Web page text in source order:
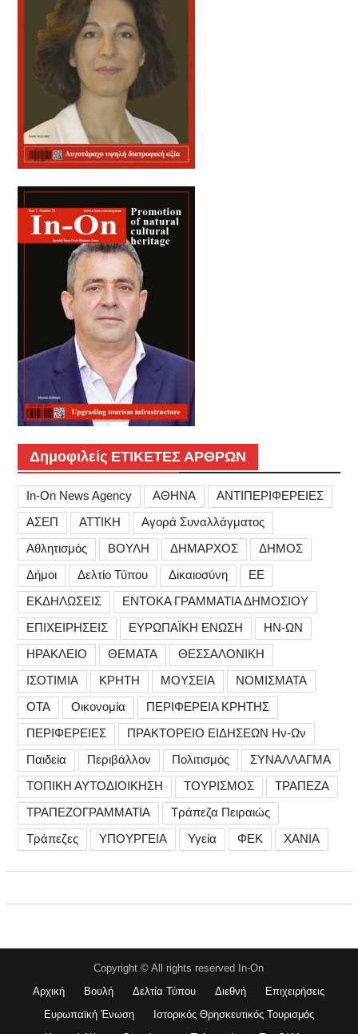
Δημοφιλείς ΕΤΙΚΕΤΕΣ ΑΡΘΡΩΝ
In-On News Agency ΑΘΗΝΑ
ΑΝΤΙΠΕΡΙΦΕΡΕΙΕΣ
ΑΣΕΠ
ΑΤΤΙΚΗ
Αγορά Συναλλάγματος
Αθλητισμός
ΒΟΥΛΗ ΔΗΜΑΡΧΟΣ
ΔΗΜΟΣ
Δήμοι
Δελτίο Τύπου Δικαιοσύνη
ΕΕ
ΕΚΔΗΛΩΣΕΙΣ
ΕΝΤΟΚΑ ΓΡΑΜΜΑΤΙΑ ΔΗΜΟΣΙΟΥ
ΕΠΙΧΕΙΡΗΣΕΙΣ
ΕΥΡΩΠΑΪΚΗ ΕΝΩΣΗ
ΗΝ-ΩΝ
ΗΡΑΚΛΕΙΟ
ΘΕΜΑΤΑ
ΘΕΣΣΑΛΟΝΙΚΗ
ΙΣΟΤΙΜΙΑ
ΚΡΗΤΗ ΜΟΥΣΕΙΑ
ΝΟΜΙΣΜΑΤΑ
ΟΤΑ
Οικονομία
ΠΕΡΙΦΕΡΕΙΑ ΚΡΗΤΗΣ
ΠΕΡΙΦΕΡΕΙΕΣ
ΠΡΑΚΤΟΡΕΙΟ ΕΙΔΗΣΕΩΝ Ην-Ων
Παιδεία
Περιβάλλον Πολιτισμός
ΣΥΝΑΛΛΑΓΜΑ
ΤΟΠΙΚΗ ΑΥΤΟΔΙΟΙΚΗΣΗ
ΤΟΥΡΙΣΜΟΣ
ΤΡΑΠΕΖΑ
ΤΡΑΠΕΖΟΓΡΑΜΜΑΤΙΑ
Τράπεζα Πειραιώς
Τράπεζες
ΥΠΟΥΡΓΕΙΑ Υγεία ΦΕΚ ΧΑΝΙΑ
Copyright © All rights reserved In-On
Αρχική
Βουλή Δελτία Τύπου Διεθνή
Επιχειρήσεις
Ευρωπαϊκή Ένωση
Ιστορικός Θρησκευτικός Τουρισμός